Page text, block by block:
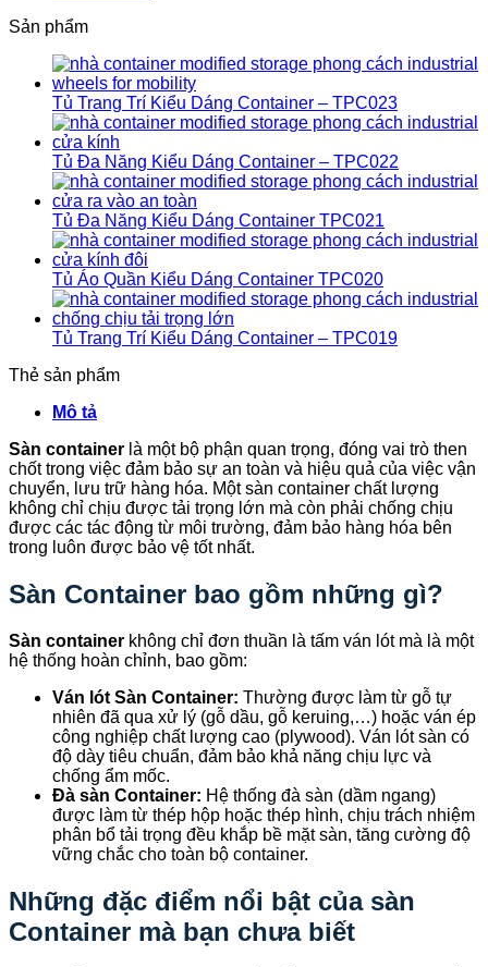
Sản phẩm
Tủ Trang Trí Kiểu Dáng Container – TPC023
Tủ Đa Năng Kiểu Dáng Container – TPC022
Tủ Đa Năng Kiểu Dáng Container TPC021
Tủ Áo Quần Kiểu Dáng Container TPC020
Tủ Trang Trí Kiểu Dáng Container – TPC019
Thẻ sản phẩm
Mô tả
Sàn container là một bộ phận quan trọng, đóng vai trò then
chốt trong việc đảm bảo sự an toàn và hiệu quả của việc vận
chuyển, lưu trữ hàng hóa. Một sàn container chất lượng
không chỉ chịu được tải trọng lớn mà còn phải chống chịu
được các tác động từ môi trường, đảm bảo hàng hóa bên
trong luôn được bảo vệ tốt nhất.
Sàn Container bao gồm những gì?
Sàn container không chỉ đơn thuần là tấm ván lót mà là một
hệ thống hoàn chỉnh, bao gồm:
Ván lót Sàn Container: Thường được làm từ gỗ tự
nhiên đã qua xử lý (gỗ dầu, gỗ keruing,…) hoặc ván ép
công nghiệp chất lượng cao (plywood). Ván lót sàn có
độ dày tiêu chuẩn, đảm bảo khả năng chịu lực và
chống ẩm mốc.
Đà sàn Container: Hệ thống đà sàn (dầm ngang)
được làm từ thép hộp hoặc thép hình, chịu trách nhiệm
phân bổ tải trọng đều khắp bề mặt sàn, tăng cường độ
vững chắc cho toàn bộ container.
Những đặc điểm nổi bật của sàn
Container mà bạn chưa biết